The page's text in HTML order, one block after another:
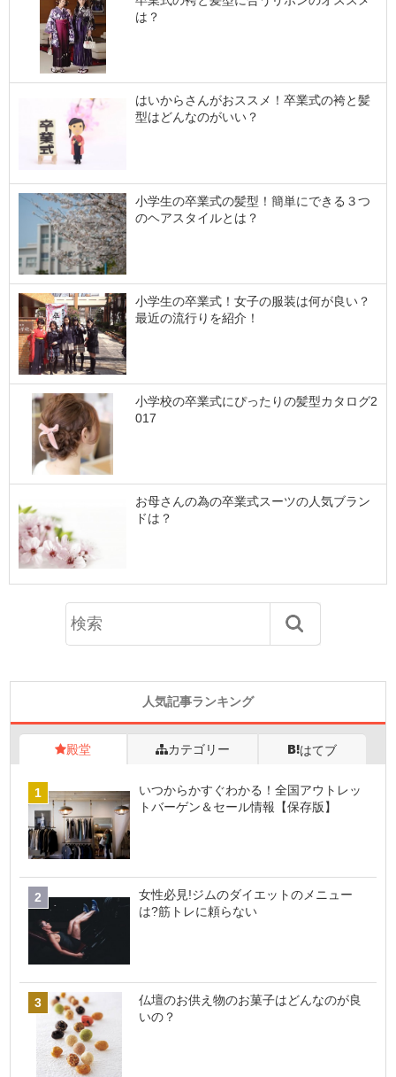
は？
はいからさんがおススメ！卒業式の袴と髪
型はどんなのがいい？
小学生の卒業式の髪型！簡単にできる３つ
のヘアスタイルとは？
小学生の卒業式！女子の服装は何が良い？
最近の流行りを紹介！
小学校の卒業式にぴったりの髪型カタログ2
017
お母さんの為の卒業式スーツの人気ブラン
ドは？
人気記事ランキング
殿堂 カテゴリー はてブ
いつからかすぐわかる！全国アウトレッ
トバーゲン＆セール情報【保存版】
女性必見!ジムのダイエットのメニュー
は?筋トレに頼らない
仏壇のお供え物のお菓子はどんなのが良
いの？